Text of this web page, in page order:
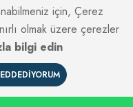
Kapi Firmaları
için, Çerez
olmak üzere çerezler
bilgi edin